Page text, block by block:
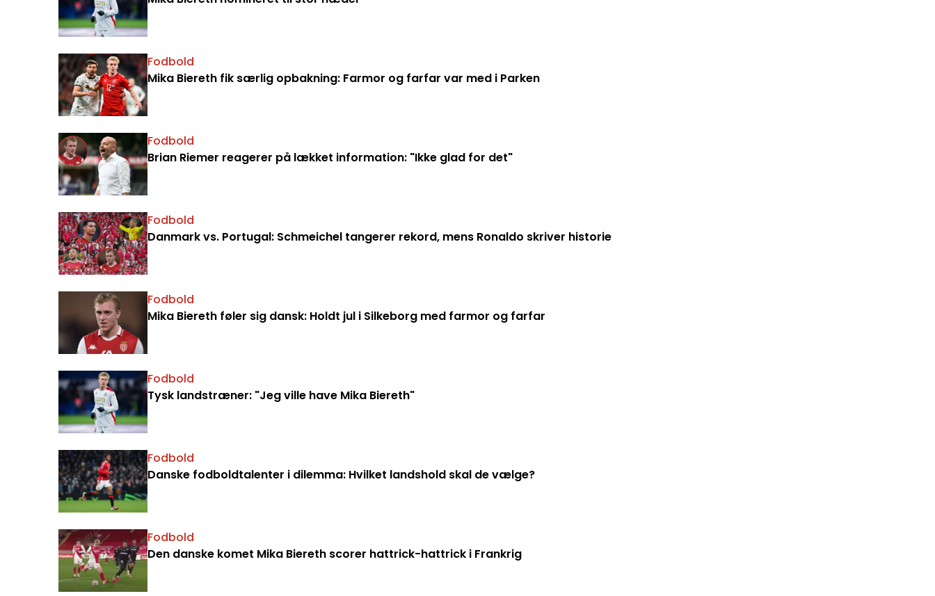
Fodbold
Mika Biereth fik særlig opbakning: Farmor og farfar var med i Parken
Fodbold
Brian Riemer reagerer på lækket information: "Ikke glad for det"
Fodbold
Danmark vs. Portugal: Schmeichel tangerer rekord, mens Ronaldo skriver historie
Fodbold
Mika Biereth føler sig dansk: Holdt jul i Silkeborg med farmor og farfar
Fodbold
Tysk landstræner: "Jeg ville have Mika Biereth"
Fodbold
Danske fodboldtalenter i dilemma: Hvilket landshold skal de vælge?
Fodbold
Den danske komet Mika Biereth scorer hattrick-hattrick i Frankrig